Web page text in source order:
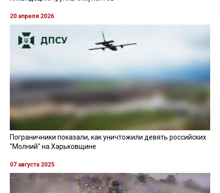
20 апреля 2026
Пограничники показали, как уничтожили девять российских
"Молний" на Харьковщине
07 августа 2025